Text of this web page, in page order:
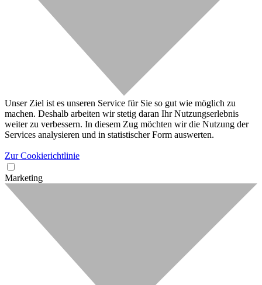
Unser Ziel ist es unseren Service für Sie so gut wie möglich zu
machen. Deshalb arbeiten wir stetig daran Ihr Nutzungserlebnis
weiter zu verbessern. In diesem Zug möchten wir die Nutzung der
Services analysieren und in statistischer Form auswerten.
Zur Cookierichtlinie
Marketing